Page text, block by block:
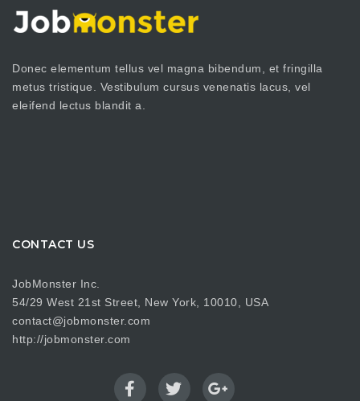
Donec elementum tellus vel magna bibendum, et fringilla
metus tristique. Vestibulum cursus venenatis lacus, vel
eleifend lectus blandit a.
CONTACT US
JobMonster Inc.
54/29 West 21st Street, New York, 10010, USA
contact@jobmonster.com
http://jobmonster.com